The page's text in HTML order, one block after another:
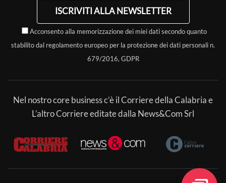
ISCRIVITI ALLA NEWSLETTER
Acconsento alla memorizzazione dei miei dati secondo quanto
stabilito dal regolamento europeo per la protezione dei dati personali n.
679/2016, GDPR
Nel nostro core business c’è il Corriere della Calabria e
L’altro Corriere editate dalla News&Com Srl